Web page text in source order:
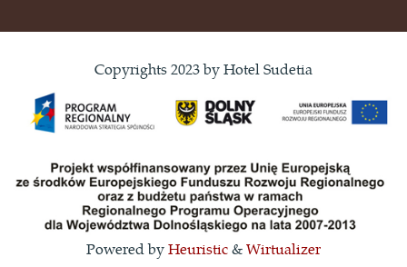
Copyrights 2023 by Hotel Sudetia
Powered byHeuristic&Wirtualizer